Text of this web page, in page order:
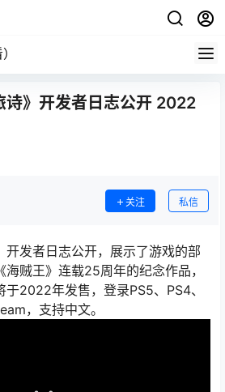
诗》开发者日志公开 2022
关注 私信
开发者日志公开，展示了游戏的部
贼王》连载25周年的纪念作品，
2022年发售，登录PS5、PS4、
，支持中文。